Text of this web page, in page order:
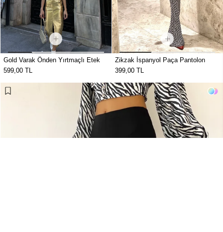
Gold Varak Önden Yırtmaçlı Etek
599,00 TL
Zikzak İspanyol Paça Pantolon
399,00 TL